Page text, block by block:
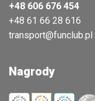
+48 606 676 454
+48 61 66 28 616
transport@funclub.pl
Nagrody